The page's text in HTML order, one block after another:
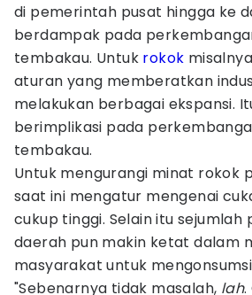
di pemerintah pusat hingga ke
berdampak pada
tembakau. Untuk rokok
aturan yang memberatkan
melakukan berbagai ekspansi.
berimplikasi pada
tembakau.
Untuk mengurangi minat rokok
saat ini mengatur mengenai
cukup tinggi. Selain itu sejumlah
daerah pun makin ketat dalam
masyarakat untuk
"Sebenarnya tidak masalah, lah.